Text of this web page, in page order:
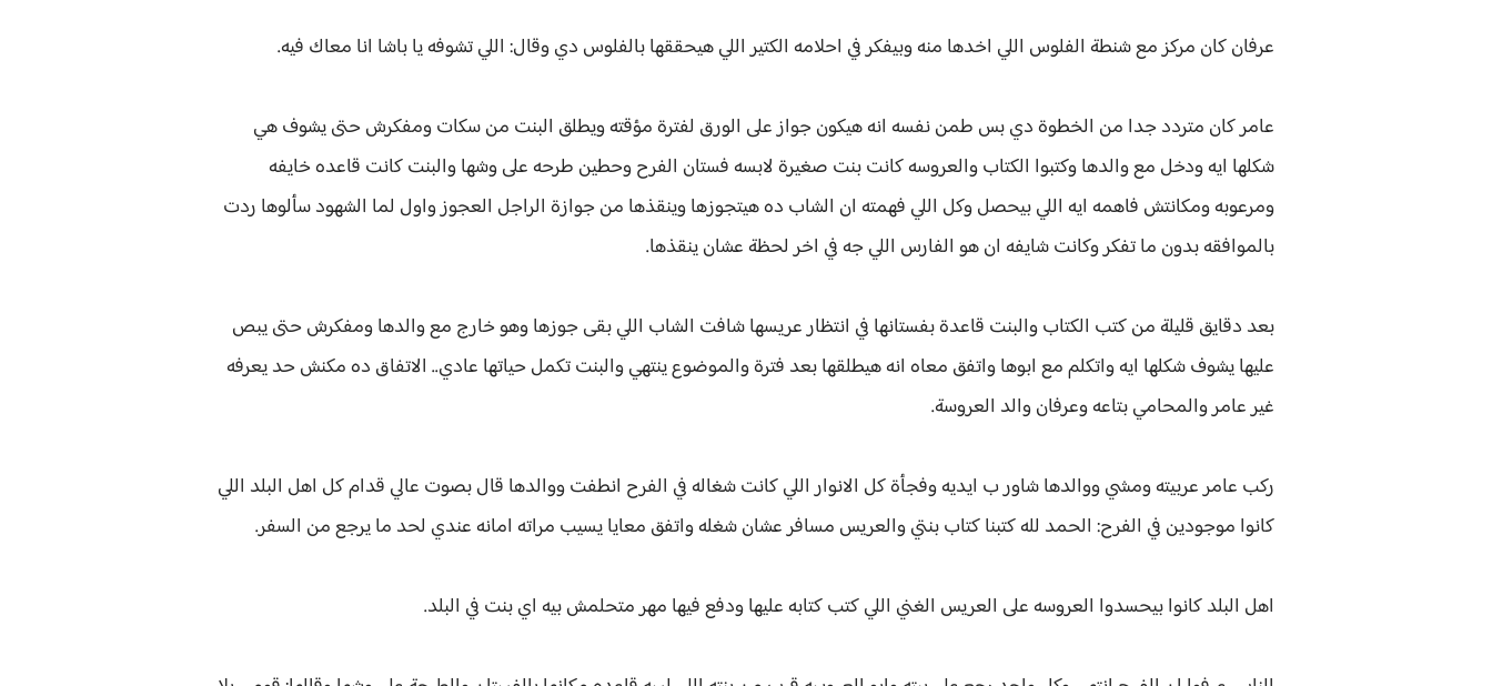
عرفان كان مركز مع شنطة الفلوس اللي اخدها منه وبيفكر في احلامه الكتير اللي هيحققها بالفلوس دي وقال: اللي تشوفه يا باشا انا معاك فيه.
عامر كان متردد جدا من الخطوة دي بس طمن نفسه انه هيكون جواز على الورق لفترة مؤقته ويطلق البنت من سكات ومفكرش حتى يشوف هي
شكلها ايه ودخل مع والدها وكتبوا الكتاب والعروسه كانت بنت صغيرة لابسه فستان الفرح وحطين طرحه على وشها والبنت كانت قاعده خايفه
ومرعوبه ومكانتش فاهمه ايه اللي بيحصل وكل اللي فهمته ان الشاب ده هيتجوزها وينقذها من جوازة الراجل العجوز واول لما الشهود سألوها ردت
بالموافقه بدون ما تفكر وكانت شايفه ان هو الفارس اللي جه في اخر لحظة عشان ينقذها.
بعد دقايق قليلة من كتب الكتاب والبنت قاعدة بفستانها في انتظار عريسها شافت الشاب اللي بقى جوزها وهو خارج مع والدها ومفكرش حتى يبص
عليها يشوف شكلها ايه واتكلم مع ابوها واتفق معاه انه هيطلقها بعد فترة والموضوع ينتهي والبنت تكمل حياتها عادي.. الاتفاق ده مكنش حد يعرفه
غير عامر والمحامي بتاعه وعرفان والد العروسة.
ركب عامر عربيته ومشي ووالدها شاور ب ايديه وفجأة كل الانوار اللي كانت شغاله في الفرح انطفت ووالدها قال بصوت عالي قدام كل اهل البلد اللي
كانوا موجودين في الفرح: الحمد لله كتبنا كتاب بنتي والعريس مسافر عشان شغله واتفق معايا يسيب مراته امانه عندي لحد ما يرجع من السفر.
اهل البلد كانوا بيحسدوا العروسه على العريس الغني اللي كتب كتابه عليها ودفع فيها مهر متحلمش بيه اي بنت في البلد.